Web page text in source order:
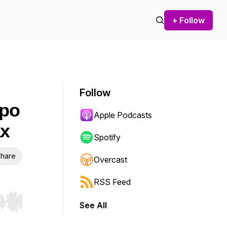
+ Follow
Hold shift to jump forward or backward.
Follow
Apple Podcasts
Spotify
Overcast
RSS Feed
See All